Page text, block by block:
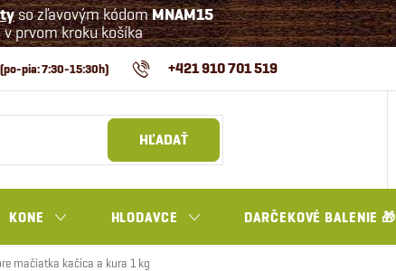
so zľavovým kódomMNAM15
prvom kroku košíka
+421 910 701 519
HĽADAŤ
KONE HLODAVCE DARČEKOVÉ BALENIE 🎁
mačiatka kačica a kura 1 kg